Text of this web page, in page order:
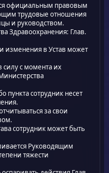
официальным правовым
трудовые отношения
и руководством.
Здравоохранения: Глав.
изменения в Устав может
силу с момента их
пункта сотрудник несет
за свои
сотрудник может быть
Руководящим
тяжести